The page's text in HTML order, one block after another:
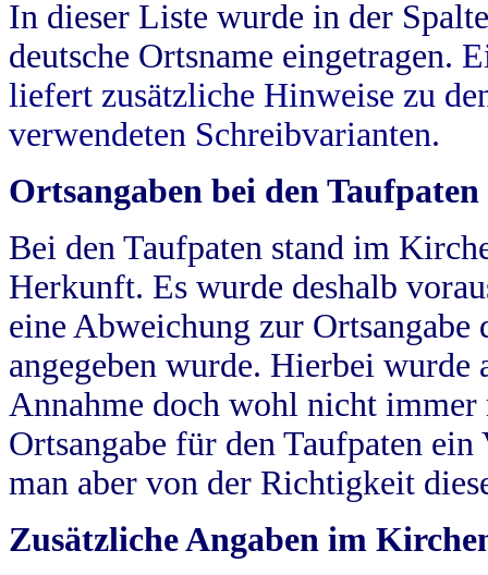
In dieser Liste wurde in der
deutsche Ortsname eingetragen.
liefert zusätzliche Hinweise zu
verwendeten Schreibvarianten.
Ortsangaben bei den Taufpaten
Bei den Taufpaten stand im
Herkunft. Es wurde deshalb
eine Abweichung zur
angegeben wurde. Hierbei wurde
Annahme doch wohl nicht
Ortsangabe für den Taufpaten
man aber von der Richtigkeit
Zusätzliche Angaben im